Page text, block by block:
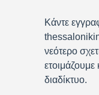
Κάντε
νεότερο
διαδίκτυο.